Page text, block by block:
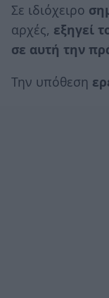
Σε ιδιόχειρο
αρχές, εξηγεί
σε αυτή την
Την υπόθεση